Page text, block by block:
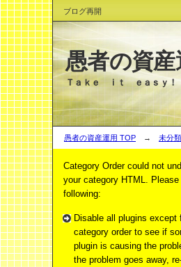
ブログ再開
愚者の資産運用 TOP → 未分類
ブログ再開
よくわからないのにい
した。そんなわけで一
スポンサード サーチ
Category Order could not
your category HTML. Please
following:
Disable all plugins except
category order to see if
plugin is causing the
the problem goes away,
バリュー投資(1)
投資信託・ＥＴＦ
未分類(12)
(1)
愚者の資産
Ｔａｋｅ ｉｔ ｅａｓｙ！